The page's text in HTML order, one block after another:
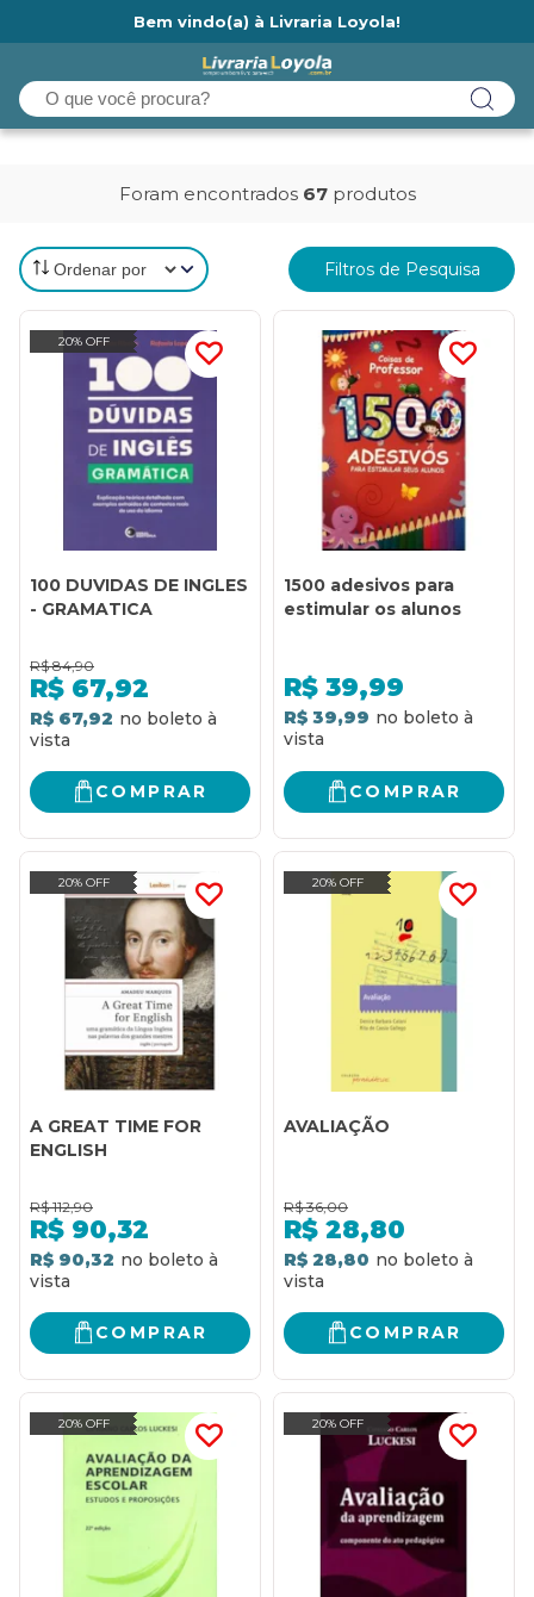
Bem vindo(a) à Livraria Loyola!
Foram encontrados 67produtos
Filtros de Pesquisa
20% OFF
100 DUVIDAS DE INGLES
- GRAMATICA
R$ 84,90
R$ 67,92
R$ 67,92
COMPRAR
1500 adesivos para
estimular os alunos
R$ 39,99
R$ 39,99
COMPRAR
20% OFF
A GREAT TIME FOR
ENGLISH
R$ 112,90
R$ 90,32
R$ 90,32
COMPRAR
20% OFF
AVALIAÇÃO
R$ 36,00
R$ 28,80
R$ 28,80
COMPRAR
20% OFF 20% OFF